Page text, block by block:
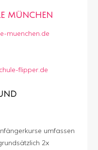
MÜNCHEN
muenchen.de
flipper.de
umfassen
2x